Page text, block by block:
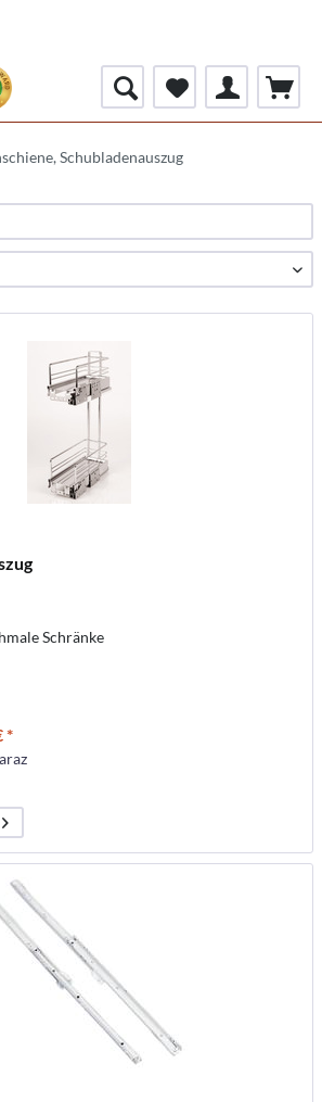
Schubladenauszug
Schränke
*